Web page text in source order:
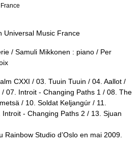
Universal Music France
/ Samuli Mikkonen : piano / Per
CXXI / 03. Tuuin Tuuin / 04. Aallot /
07. Introit - Changing Paths 1 / 08. The
/ 10. Soldat Keljangúr / 11.
- Changing Paths 2 / 13. Sjuan
Rainbow Studio d’Oslo en mai 2009.